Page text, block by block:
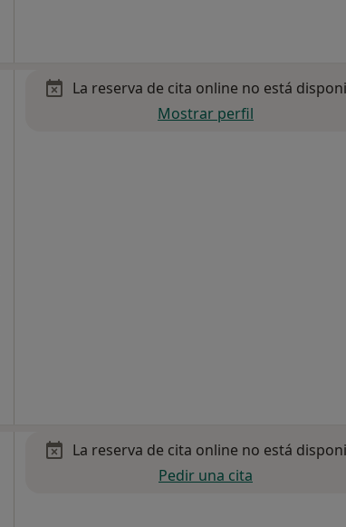
La reserva de cita online no está
Mostrar perfil
La reserva de cita online no está
Pedir una cita